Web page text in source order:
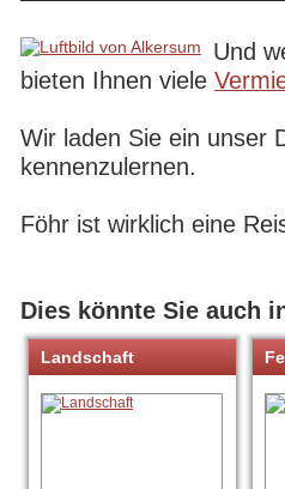
Und
bieten Ihnen viele
Wir laden Sie ein unser
kennenzulernen.
Föhr ist wirklich eine
Dies könnte Sie auch
Landschaft